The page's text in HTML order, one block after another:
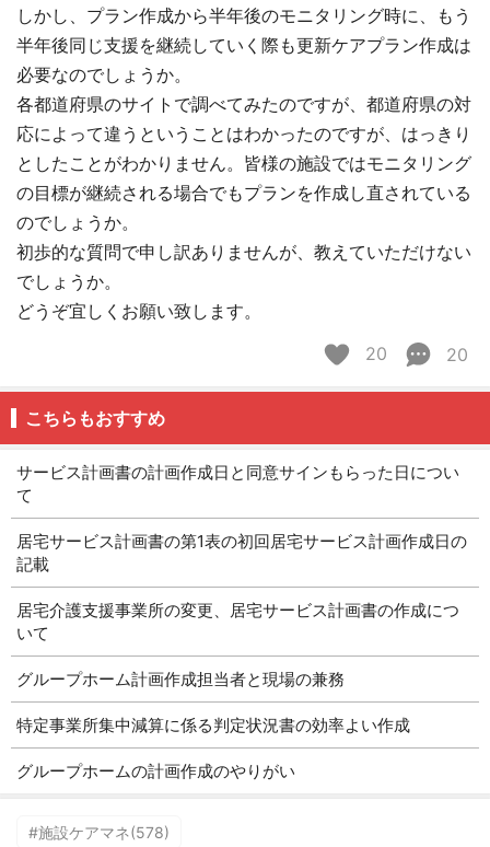
しかし、プラン作成から半年後のモニタリング時に、もう
半年後同じ支援を継続していく際も更新ケアプラン作成は
必要なのでしょうか。
各都道府県のサイトで調べてみたのですが、都道府県の対
応によって違うということはわかったのですが、はっきり
としたことがわかりません。皆様の施設ではモニタリング
の目標が継続される場合でもプランを作成し直されている
のでしょうか。
初歩的な質問で申し訳ありませんが、教えていただけない
でしょうか。
どうぞ宜しくお願い致します。
20
20
こちらもおすすめ
サービス計画書の計画作成日と同意サインもらった日につい
て
居宅サービス計画書の第1表の初回居宅サービス計画作成日の
記載
居宅介護支援事業所の変更、居宅サービス計画書の作成につ
いて
グループホーム計画作成担当者と現場の兼務
特定事業所集中減算に係る判定状況書の効率よい作成
グループホームの計画作成のやりがい
#施設ケアマネ(578)